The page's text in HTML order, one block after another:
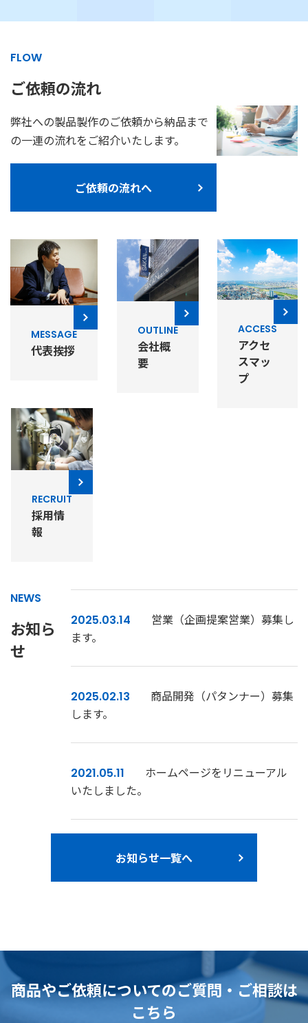
FLOW
ご依頼の流れ
弊社への製品製作のご依頼から納品まで
の一連の流れをご紹介いたします。
ご依頼の流れへ
MESSAGE
代表挨拶
OUTLINE
会社概
要
ACCESS
アクセ
スマッ
プ
RECRUIT
採用情
報
NEWS
お知ら
せ
2025.03.14
営業（企画提案営業）募集し
ます。
2025.02.13
商品開発（パタンナー）募集
します。
2021.05.11
ホームページをリニューアル
いたしました。
お知らせ一覧へ
商品やご依頼についてのご質問・ご相談は
こちら